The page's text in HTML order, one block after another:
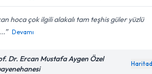
hoca çok ilgili alakalı tam teşhis güler yüzlü
Devamı
Dr. Ercan Mustafa Aygen Özel